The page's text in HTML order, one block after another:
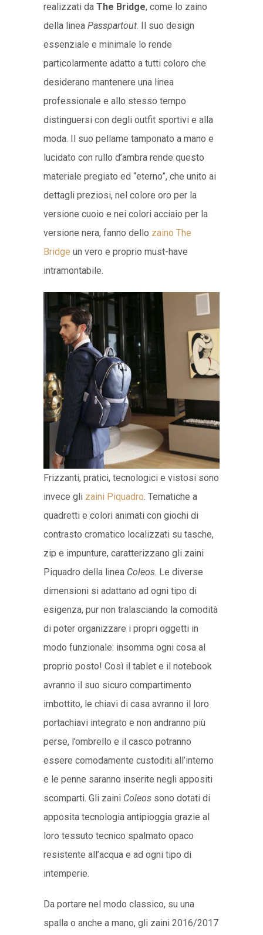
realizzati da The Bridge, come lo zaino
della linea Passpartout. Il suo design
essenziale e minimale lo rende
particolarmente adatto a tutti coloro che
desiderano mantenere una linea
professionale e allo stesso tempo
distinguersi con degli outfit sportivi e alla
moda. Il suo pellame tamponato a mano e
lucidato con rullo d’ambra rende questo
materiale pregiato ed “eterno”, che unito ai
dettagli preziosi, nel colore oro per la
versione cuoio e nei colori acciaio per la
versione nera, fanno dello zaino The
Bridge un vero e proprio must-have
intramontabile.
Frizzanti, pratici, tecnologici e vistosi sono
invece gli zaini Piquadro. Tematiche a
quadretti e colori animati con giochi di
contrasto cromatico localizzati su tasche,
zip e impunture, caratterizzano gli zaini
Piquadro della linea Coleos. Le diverse
dimensioni si adattano ad ogni tipo di
esigenza, pur non tralasciando la comodità
di poter organizzare i propri oggetti in
modo funzionale: insomma ogni cosa al
proprio posto! Così il tablet e il notebook
avranno il suo sicuro compartimento
imbottito, le chiavi di casa avranno il loro
portachiavi integrato e non andranno più
perse, l’ombrello e il casco potranno
essere comodamente custoditi all’interno
e le penne saranno inserite negli appositi
scomparti. Gli zaini Coleos sono dotati di
apposita tecnologia antipioggia grazie al
loro tessuto tecnico spalmato opaco
resistente all’acqua e ad ogni tipo di
intemperie.
Da portare nel modo classico, su una
spalla o anche a mano, gli zaini 2016/2017